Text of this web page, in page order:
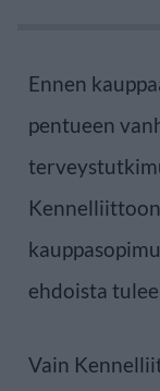
Ennen
pentueen
ehdoista
Vain